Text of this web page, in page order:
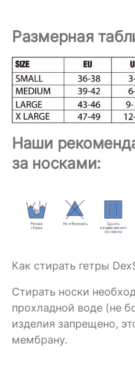
Размерная
Наши
за носками:
Как стирать гетры
Стирать носки
прохладной воде (не
изделия запрещено,
мембрану.